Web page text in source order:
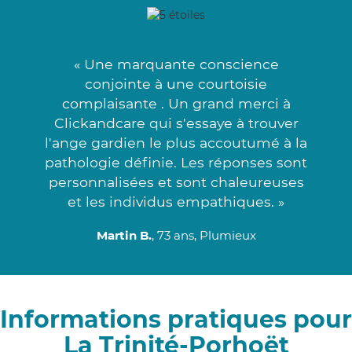
« Une marquante conscience
conjointe à une courtoisie
complaisante . Un grand merci à
Clickandcare qui s'essaye à trouver
l'ange gardien le plus accoutumé à la
pathologie définie. Les réponses sont
personnalisées et sont chaleureuses
et les individus empathiques. »
Martin B., 73 ans, Plumieux
Informations pratiques pour
La Trinité-Porhoët